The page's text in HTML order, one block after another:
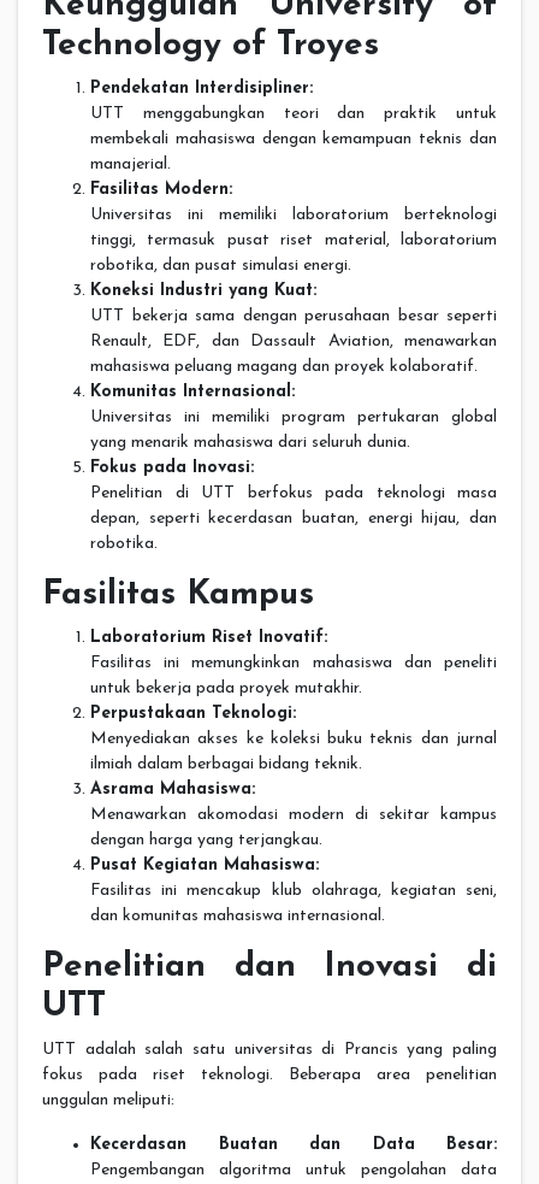
Technology of Troyes
Pendekatan Interdisipliner:
UTT menggabungkan teori dan praktik untuk
membekali mahasiswa dengan kemampuan teknis dan
manajerial.
Fasilitas Modern:
Universitas ini memiliki laboratorium berteknologi
tinggi, termasuk pusat riset material, laboratorium
robotika, dan pusat simulasi energi.
Koneksi Industri yang Kuat:
UTT bekerja sama dengan perusahaan besar seperti
Renault, EDF, dan Dassault Aviation, menawarkan
mahasiswa peluang magang dan proyek kolaboratif.
Komunitas Internasional:
Universitas ini memiliki program pertukaran global
yang menarik mahasiswa dari seluruh dunia.
Fokus pada Inovasi:
Penelitian di UTT berfokus pada teknologi masa
depan, seperti kecerdasan buatan, energi hijau, dan
robotika.
Fasilitas Kampus
Laboratorium Riset Inovatif:
Fasilitas ini memungkinkan mahasiswa dan peneliti
untuk bekerja pada proyek mutakhir.
Perpustakaan Teknologi:
Menyediakan akses ke koleksi buku teknis dan jurnal
ilmiah dalam berbagai bidang teknik.
Asrama Mahasiswa:
Menawarkan akomodasi modern di sekitar kampus
dengan harga yang terjangkau.
Pusat Kegiatan Mahasiswa:
Fasilitas ini mencakup klub olahraga, kegiatan seni,
dan komunitas mahasiswa internasional.
Penelitian dan Inovasi di
UTT
UTT adalah salah satu universitas di Prancis yang paling
fokus pada riset teknologi. Beberapa area penelitian
unggulan meliputi:
Kecerdasan Buatan dan Data Besar:
Pengembangan algoritma untuk pengolahan data